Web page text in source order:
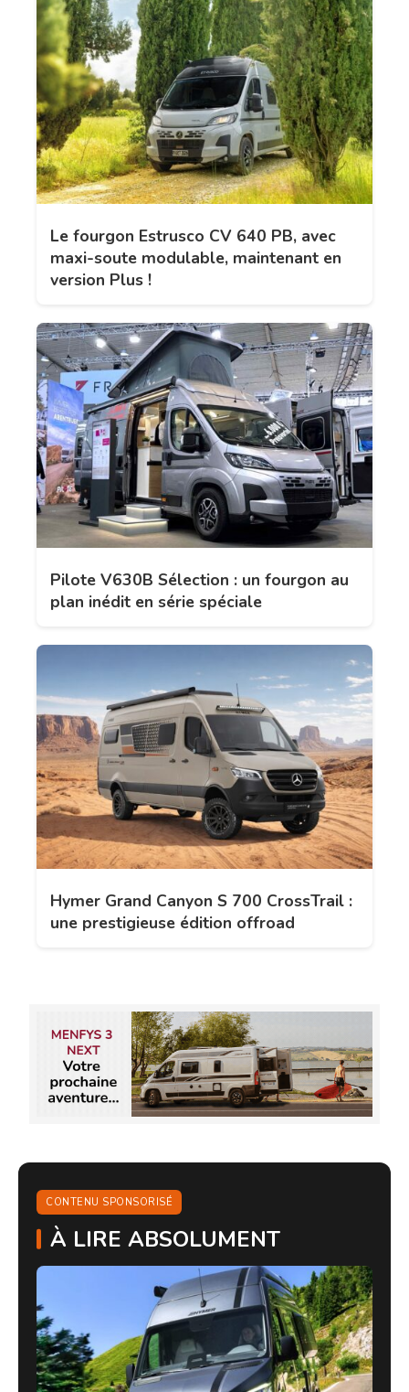
Le fourgon Estrusco CV 640 PB, avec
maxi-soute modulable, maintenant en
version Plus !
Pilote V630B Sélection : un fourgon au
plan inédit en série spéciale
Hymer Grand Canyon S 700 CrossTrail :
une prestigieuse édition offroad
CONTENU SPONSORISÉ
À LIRE ABSOLUMENT